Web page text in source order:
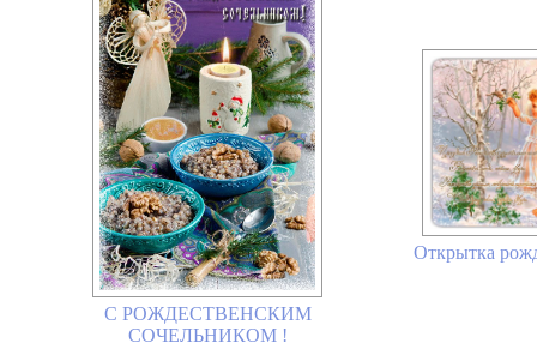
С РОЖДЕСТВЕНСКИМ
СОЧЕЛЬНИКОМ !
Открытка